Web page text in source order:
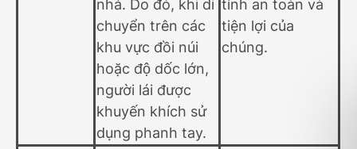
nhả. Do đó, khi di
chuyển trên các
khu vực đồi núi
hoặc độ dốc lớn,
người lái được
khuyến khích sử
dụng phanh tay.
tính an toàn và
tiện lợi của
chúng.